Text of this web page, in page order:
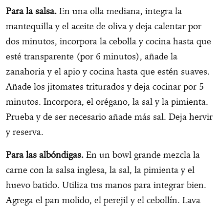
Para la salsa. En una olla mediana, integra la
mantequilla y el aceite de oliva y deja calentar por
dos minutos, incorpora la cebolla y cocina hasta que
esté transparente (por 6 minutos), añade la
zanahoria y el apio y cocina hasta que estén suaves.
Añade los jitomates triturados y deja cocinar por 5
minutos. Incorpora, el orégano, la sal y la pimienta.
Prueba y de ser necesario añade más sal. Deja hervir
y reserva.
Para las albóndigas. En un bowl grande mezcla la
carne con la salsa inglesa, la sal, la pimienta y el
huevo batido. Utiliza tus manos para integrar bien.
Agrega el pan molido, el perejil y el cebollín. Lava